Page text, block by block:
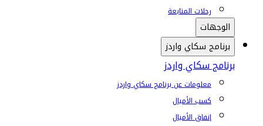
رحلات المتابعة
الوجهات
برنامج سكاي واردز
برنامج سكاي واردز
معلومات عن برنامج سكاي واردز
كسب الأميال
إنفاق الأميال